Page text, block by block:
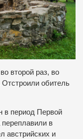
второй раз, во
обитель
в период Первой
в
австрийских и